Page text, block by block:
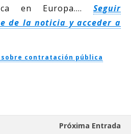
en Europa…. Seguir
de la noticia y acceder a
contratación pública
Próxima Entrada